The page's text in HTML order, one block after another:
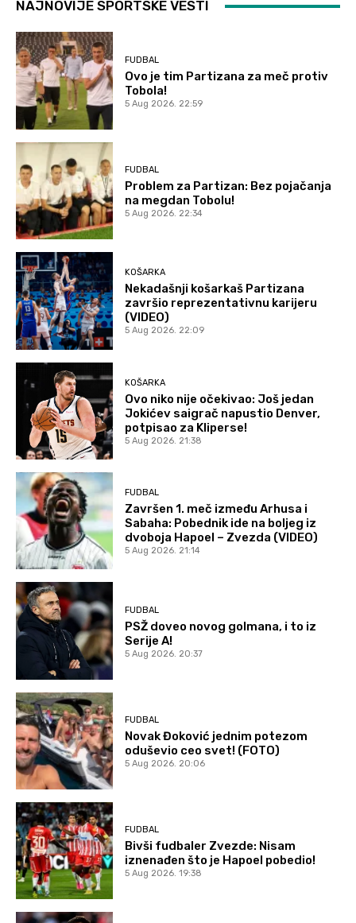
NAJNOVIJE SPORTSKE VESTI
FUDBAL
Ovo je tim Partizana za meč protiv
Tobola!
5 Aug 2026. 22:59
FUDBAL
Problem za Partizan: Bez pojačanja
na megdan Tobolu!
5 Aug 2026. 22:34
KOŠARKA
Nekadašnji košarkaš Partizana
završio reprezentativnu karijeru
(VIDEO)
5 Aug 2026. 22:09
KOŠARKA
Ovo niko nije očekivao: Još jedan
Jokićev saigrač napustio Denver,
potpisao za Kliperse!
5 Aug 2026. 21:38
FUDBAL
Završen 1. meč između Arhusa i
Sabaha: Pobednik ide na boljeg iz
dvoboja Hapoel – Zvezda (VIDEO)
5 Aug 2026. 21:14
FUDBAL
PSŽ doveo novog golmana, i to iz
Serije A!
5 Aug 2026. 20:37
FUDBAL
Novak Đoković jednim potezom
oduševio ceo svet! (FOTO)
5 Aug 2026. 20:06
FUDBAL
Bivši fudbaler Zvezde: Nisam
iznenađen što je Hapoel pobedio!
5 Aug 2026. 19:38